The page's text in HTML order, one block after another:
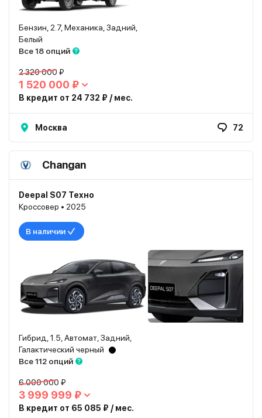
Бензин, 2.7, Механика, Задний,
Белый
Все 18 опций
2 320 000 ₽
1 520 000 ₽
В кредит от 24 732 ₽ / мес.
Москва 72
Changan
Deepal S07 Техно
Кроссовер • 2025
В наличии
Гибрид, 1.5, Автомат, Задний,
Галактический черный
Все 112 опций
6 000 000 ₽
3 999 999 ₽
В кредит от 65 085 ₽ / мес.